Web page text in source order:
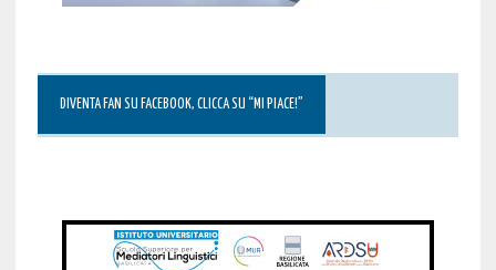
DIVENTA FAN SU FACEBOOK, CLICCA SU “MI PIACE!”